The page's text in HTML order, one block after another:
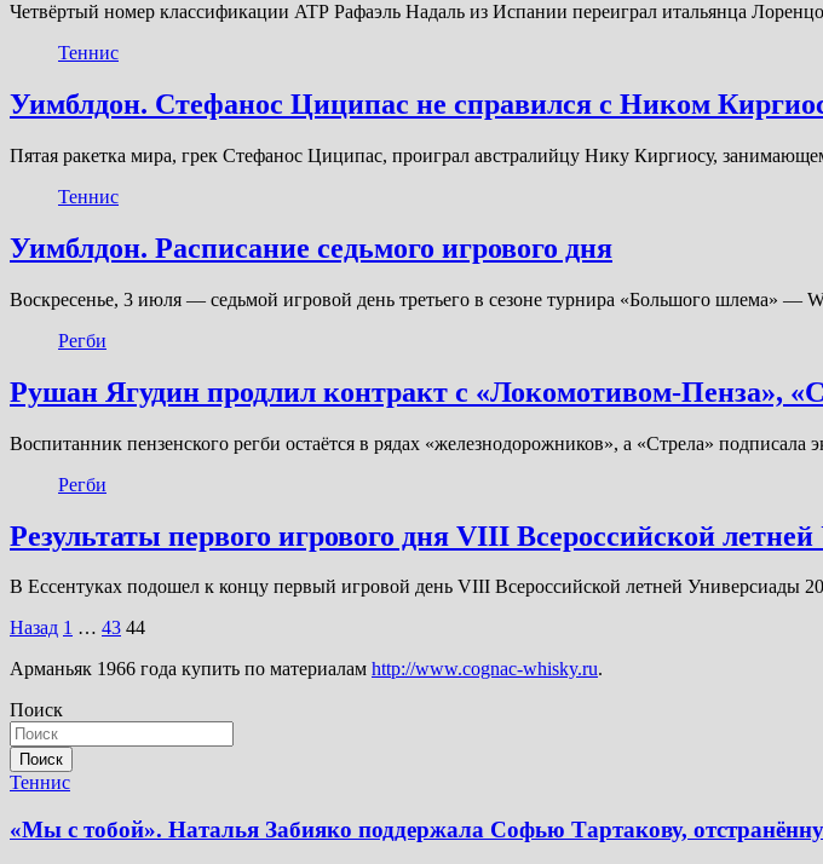
Четвёртый номер классификации ATP Рафаэль Надаль из Испании переиграл итальянца
Теннис
Уимблдон. Стефанос Циципас не справился с Ником
Пятая ракетка мира, грек Стефанос Циципас, проиграл австралийцу Нику Киргиосу,
Теннис
Уимблдон. Расписание седьмого игрового дня
Воскресенье, 3 июля — седьмой игровой день третьего в сезоне турнира «Большого шлема» —
Регби
Рушан Ягудин продлил контракт с «Локомотивом-Пенза»,
Воспитанник пензенского регби остаётся в рядах «железнодорожников», а «Стрела»
Регби
Результаты первого игрового дня VIII Всероссийской
В Ессентуках подошел к концу первый игровой день VIII Всероссийской летней Универсиады
Пагинация
записей
Назад 1 … 43 44
Арманьяк 1966 года купить по материалам http://www.cognac-whisky.ru.
Поиск
Поиск
Теннис
«Мы с тобой». Наталья Забияко поддержала Софью Тартакову,